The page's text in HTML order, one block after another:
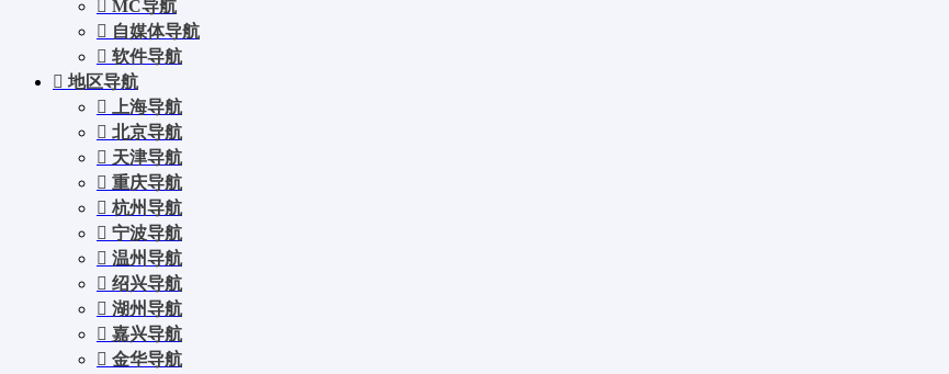
MC导航
自媒体导航
软件导航
地区导航
上海导航
北京导航
天津导航
重庆导航
杭州导航
宁波导航
温州导航
绍兴导航
湖州导航
嘉兴导航
金华导航